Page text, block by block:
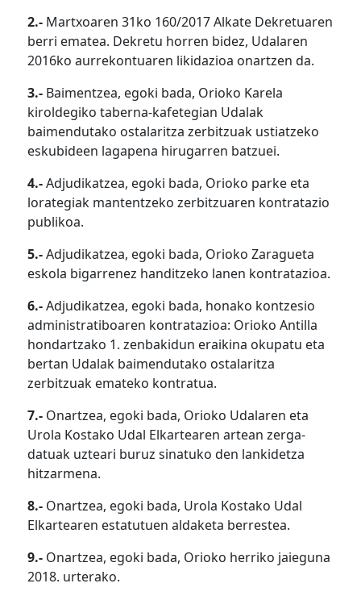
2.- Martxoaren 31ko 160/2017 Alkate Dekretuaren
berri ematea. Dekretu horren bidez, Udalaren
2016ko aurrekontuaren likidazioa onartzen da.
3.- Baimentzea, egoki bada, Orioko Karela
kiroldegiko taberna-kafetegian Udalak
baimendutako ostalaritza zerbitzuak ustiatzeko
eskubideen lagapena hirugarren batzuei.
4.-Adjudikatzea, egoki bada, Orioko parke eta
lorategiak mantentzeko zerbitzuaren kontratazio
publikoa.
5.-Adjudikatzea, egoki bada, Orioko Zaragueta
eskola bigarrenez handitzeko lanen kontratazioa.
6.-Adjudikatzea, egoki bada, honako kontzesio
administratiboaren kontratazioa: Orioko Antilla
hondartzako 1. zenbakidun eraikina okupatu eta
bertan Udalak baimendutako ostalaritza
zerbitzuak emateko kontratua.
7.- Onartzea, egoki bada, Orioko Udalaren eta
Urola Kostako Udal Elkartearen artean zerga-
datuak uzteari buruz sinatuko den lankidetza
hitzarmena.
8.- Onartzea, egoki bada, Urola Kostako Udal
Elkartearen estatutuen aldaketa berrestea.
9.- Onartzea, egoki bada, Orioko herriko jaieguna
2018. urterako.